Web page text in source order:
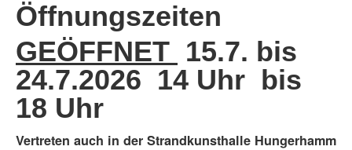
Öffnungszeiten
GEÖFFNET 15.7. bis
24.7.2026 14 Uhr bis
18 Uhr
Vertreten auch in der Strandkunsthalle Hungerhamm